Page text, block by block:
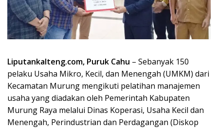
Liputankalteng.com, Puruk Cahu – Sebanyak 150
pelaku Usaha Mikro, Kecil, dan Menengah (UMKM) dari
Kecamatan Murung mengikuti pelatihan manajemen
usaha yang diadakan oleh Pemerintah Kabupaten
Murung Raya melalui Dinas Koperasi, Usaha Kecil dan
Menengah, Perindustrian dan Perdagangan (Diskop